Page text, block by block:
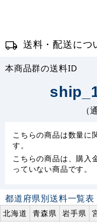
送料・配送につ
本商品群の送料ID
（
こちらの商品は数量に
す。
こちらの商品は、購入
っていない商品です。
都道府県別送料一覧表
北海道
青森県 岩手県